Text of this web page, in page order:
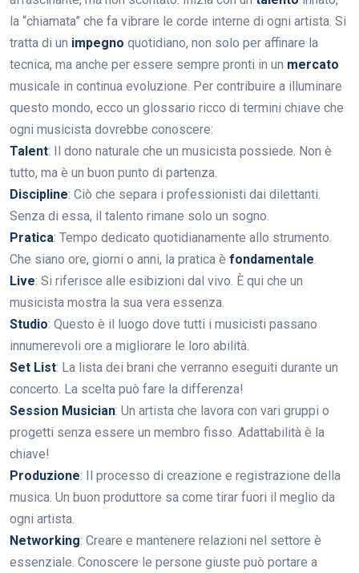
la “chiamata” che fa vibrare le corde interne di ogni artista. Si
tratta di un impegno quotidiano, non solo per affinare la
tecnica, ma anche per essere sempre pronti in un mercato
musicale in continua evoluzione. Per contribuire a illuminare
questo mondo, ecco un glossario ricco di termini chiave che
ogni musicista dovrebbe conoscere:
Talent: Il dono naturale che un musicista possiede. Non è
tutto, ma è un buon punto di partenza.
Discipline: Ciò che separa i professionisti dai dilettanti.
Senza di essa, il talento rimane solo un sogno.
Pratica: Tempo dedicato quotidianamente allo strumento.
Che siano ore, giorni o anni, la pratica è fondamentale.
Live: Si riferisce alle esibizioni dal vivo. È qui che un
musicista mostra la sua vera essenza.
Studio: Questo è il luogo dove tutti i musicisti passano
innumerevoli ore a migliorare le loro abilità.
Set List: La lista dei brani che verranno eseguiti durante un
concerto. La scelta può fare la differenza!
Session Musician: Un artista che lavora con vari gruppi o
progetti senza essere un membro fisso. Adattabilità è la
chiave!
Produzione: Il processo di creazione e registrazione della
musica. Un buon produttore sa come tirar fuori il meglio da
ogni artista.
Networking: Creare e mantenere relazioni nel settore è
essenziale. Conoscere le persone giuste può portare a